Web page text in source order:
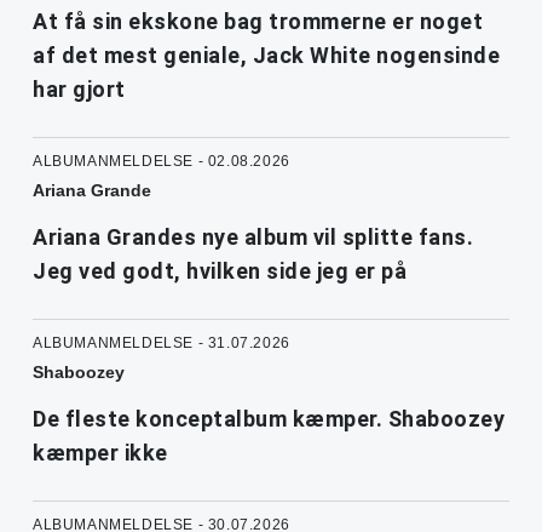
At få sin ekskone bag trommerne er noget
af det mest geniale, Jack White nogensinde
har gjort
ALBUMANMELDELSE - 02.08.2026
Ariana Grande
Ariana Grandes nye album vil splitte fans.
Jeg ved godt, hvilken side jeg er på
ALBUMANMELDELSE - 31.07.2026
Shaboozey
De fleste konceptalbum kæmper. Shaboozey
kæmper ikke
ALBUMANMELDELSE - 30.07.2026